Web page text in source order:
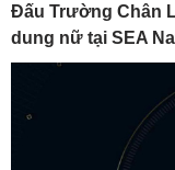
Đấu Trường Chân
dung nữ tại SEA